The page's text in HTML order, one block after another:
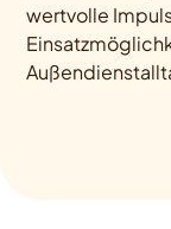
wertvolle